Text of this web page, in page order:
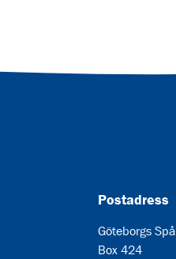
Postadress
Göteborgs
Box 424